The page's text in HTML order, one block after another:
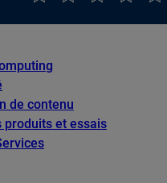
de contenu
produits et essais